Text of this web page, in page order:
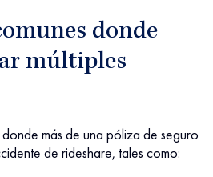
donde
múltiples
más de una póliza de seguro
de rideshare, tales como: